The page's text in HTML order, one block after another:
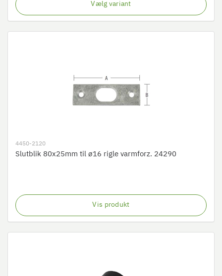
Vælg variant
4450-2120
Slutblik 80x25mm til ø16 rigle varmforz. 24290
Vis produkt